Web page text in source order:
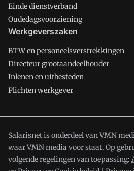
Einde dienstverband
Oudedagsvoorziening
Werkgeverszaken
BTW en personeelsverstrekkingen
Directeur grootaandeelhouder
Inlenen en uitbesteden
Plichten werkgever
Salarisnet is onderdeel van VMN
waar VMN media voor staat. Op
volgende regelingen van toepassing: